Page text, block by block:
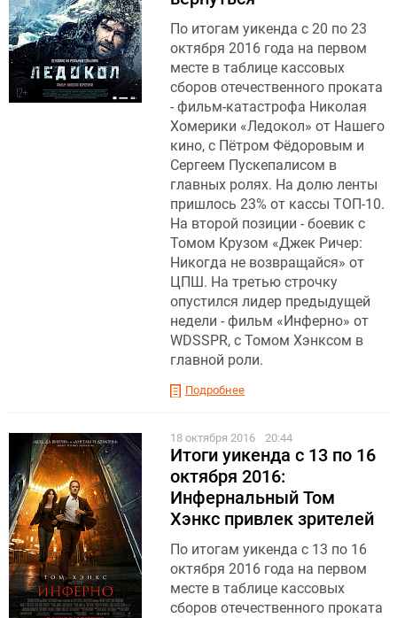
По итогам уикенда с 20 по 23
октября 2016 года на первом
месте в таблице кассовых
сборов отечественного проката
- фильм-катастрофа Николая
Хомерики «Ледокол» от Нашего
кино, с Пётром Фёдоровым и
Сергеем Пускепалисом в
главных ролях. На долю ленты
пришлось 23% от кассы ТОП-10.
На второй позиции - боевик с
Томом Крузом «Джек Ричер:
Никогда не возвращайся» от
ЦПШ. На третью строчку
опустился лидер предыдущей
недели - фильм «Инферно» от
WDSSPR, с Томом Хэнксом в
главной роли.
Подробнее
18 октября 2016 20:44
Итоги уикенда с 13 по 16
октября 2016:
Инфернальный Том
Хэнкс привлек зрителей
По итогам уикенда с 13 по 16
октября 2016 года на первом
месте в таблице кассовых
сборов отечественного проката